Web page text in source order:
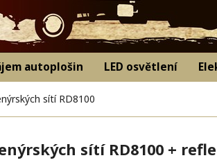
autoplošin LED osvětlení
sítí RD8100
sítí RD8100 +